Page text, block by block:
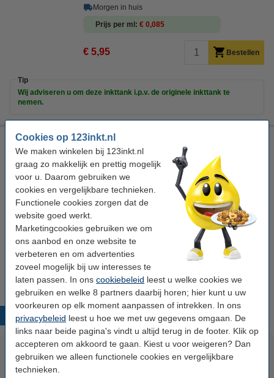
Cookies op 123inkt.nl
We maken winkelen bij 123inkt.nl
graag zo makkelijk en prettig mogelijk
voor u. Daarom gebruiken we
cookies en vergelijkbare technieken.
Functionele cookies zorgen dat de
website goed werkt.
Marketingcookies gebruiken we om
ons aanbod en onze website te
verbeteren en om advertenties
zoveel mogelijk bij uw interesses te
laten passen. In ons cookiebeleid leest u welke cookies we
gebruiken en welke 8 partners daarbij horen; hier kunt u uw
voorkeuren op elk moment aanpassen of intrekken. In ons
privacybeleid leest u hoe we met uw gegevens omgaan. De
links naar beide pagina's vindt u altijd terug in de footer. Klik op
accepteren om akkoord te gaan. Kiest u voor weigeren? Dan
gebruiken we alleen functionele cookies en vergelijkbare
technieken.
Morgen in huis
Prijs per ml
€ 0,085
€ 5,95 Bestellen
Tip
Wij adviseren u om deze inkttank i.p.v. de originele inkttank te
nemen.
Epson aanbieding: 107-serie zwart + 5 kleuren (123inkt
huismerk)
zwart en kleur (5x) multipack
Bekijk de specificaties en omschrijving
Direct leverbaar
Prijs per ml
€ 34,50
Populaire producten